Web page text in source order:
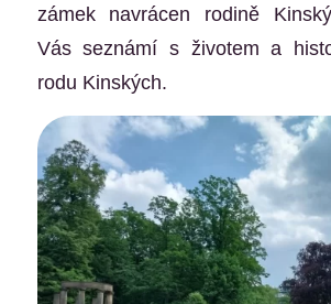
zámek navrácen rodině
Vás seznámí s životem a
rodu Kinských.